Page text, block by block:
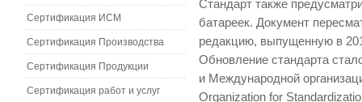
Стандарт также
батареек. Документ
редакцию, выпущенную в
Обновление стандарта
и Международной
Organization for
Сертификация ИСМ
Сертификация Производства
Сертификация Продукции
Сертификация работ и услуг